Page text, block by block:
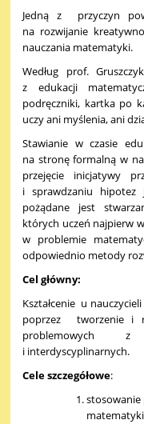
Jedną z przyczyn
na rozwijanie
nauczania matematyki.
Według prof.
z edukacji
podręczniki, kartka po
uczy ani myślenia, ani
Stawianie w czasie
na stronę formalną w
przejęcie inicjatywy
i sprawdzaniu
pożądane jest
których uczeń najpierw
w problemie
odpowiednio metody
Cel główny:
Kształcenie u
poprzez tworzenie i
problemowych z
i interdyscyplinarnych.
Cele szczegółowe:
stosowanie